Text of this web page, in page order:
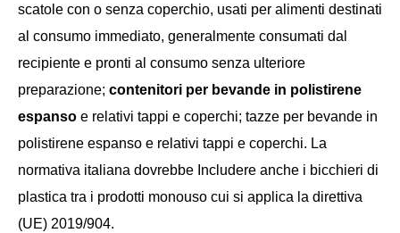
scatole con o senza coperchio, usati per alimenti destinati
al consumo immediato, generalmente consumati dal
recipiente e pronti al consumo senza ulteriore
preparazione; contenitori per bevande in polistirene
espanso e relativi tappi e coperchi; tazze per bevande in
polistirene espanso e relativi tappi e coperchi. La
normativa italiana dovrebbe Includere anche i bicchieri di
plastica tra i prodotti monouso cui si applica la direttiva
(UE) 2019/904.